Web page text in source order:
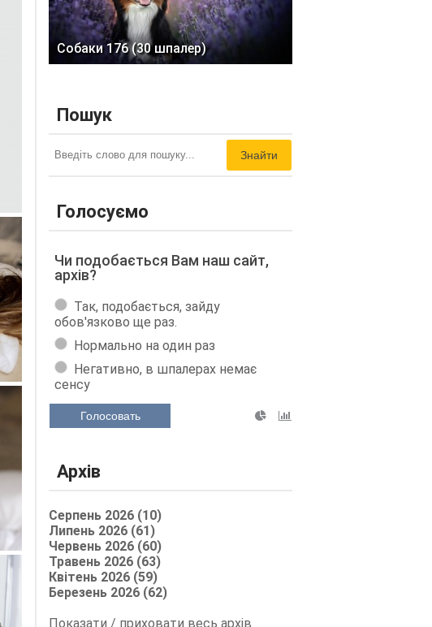
Собаки 176 (30 шпалер)
Пошук
Знайти
Голосуємо
Чи подобається Вам наш сайт,
архів?
Так, подобається, зайду
обов'язково ще раз.
Нормально на один раз
Негативно, в шпалерах немає
сенсу
Голосовать
Архів
Серпень 2026 (10)
Липень 2026 (61)
Червень 2026 (60)
Травень 2026 (63)
Квітень 2026 (59)
Березень 2026 (62)
Показати / приховати весь архів